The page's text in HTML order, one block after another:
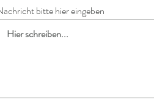
bitte hier eingeben